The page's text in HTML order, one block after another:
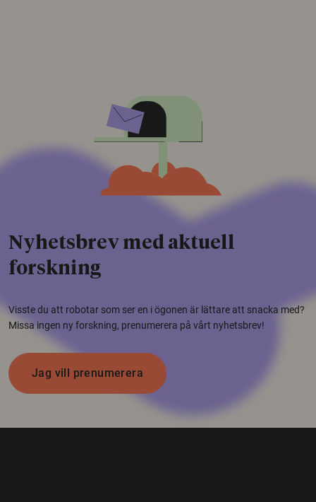
Nyhetsbrev med aktuell
forskning
Visste du att robotar som ser en i ögonen är lättare att snacka med?
Missa ingen ny forskning, prenumerera på vårt nyhetsbrev!
Jag vill prenumerera